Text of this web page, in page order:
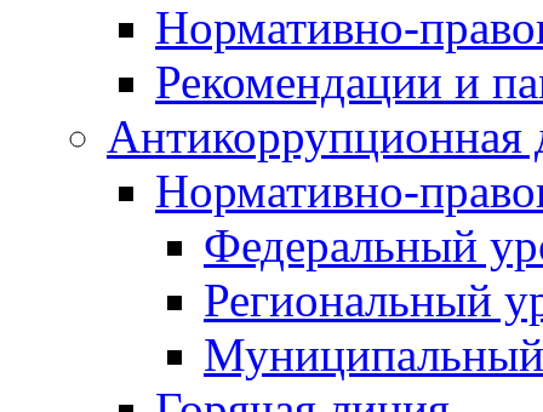
Нормативно-
Рекомендации и
Антикоррупционная
Нормативно-
Федеральный
Региональный